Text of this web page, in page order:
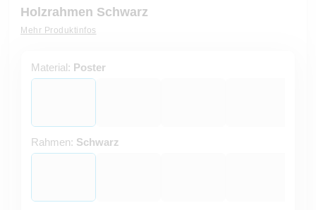
Holzrahmen Schwarz
Mehr Produktinfos
Material: Poster
Rahmen: Schwarz